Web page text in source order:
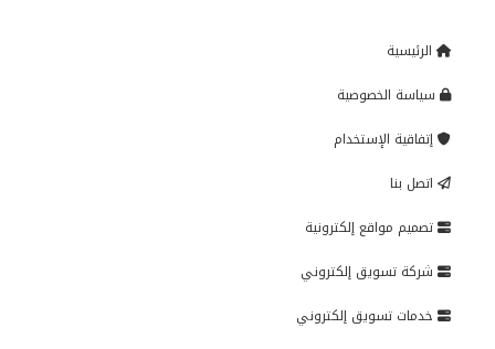
الرئيسية
سياسة الخصوصية
إتفاقية الإستخدام
اتصل بنا
تصميم مواقع إلكترونية
شركة تسويق إلكتروني
خدمات تسويق إلكتروني